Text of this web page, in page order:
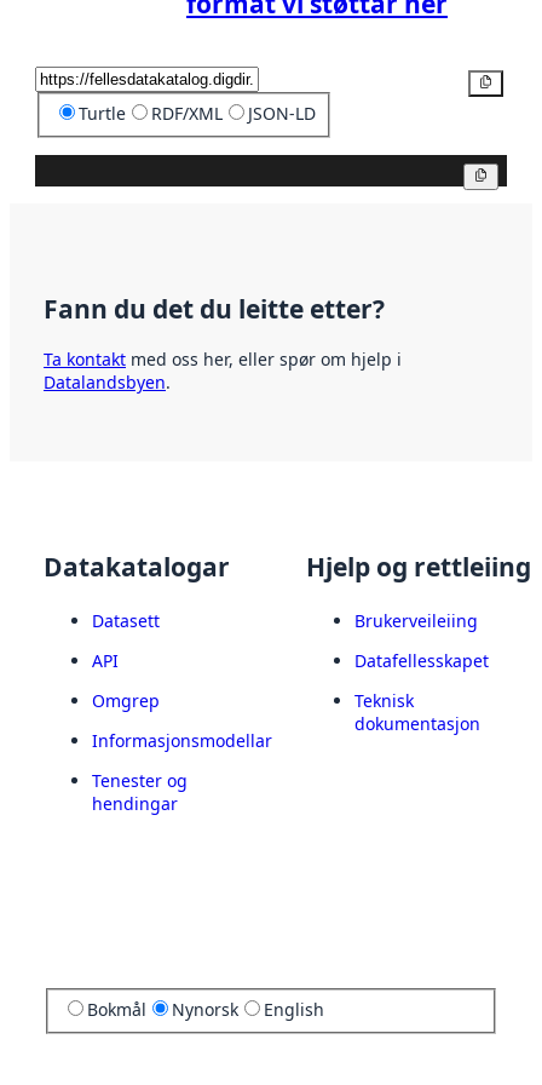
Turtle RDF/XML JSON-LD
Fann du det du leitte etter?
Ta kontakt med oss her, eller spør om hjelp i
Datalandsbyen.
Datakatalogar
Datasett
API
Omgrep
Informasjonsmodellar
Tenester og
hendingar
Hjelp og rettleiing
Brukerveileiing
Datafellesskapet
Teknisk
dokumentasjon
Bokmål Nynorsk English